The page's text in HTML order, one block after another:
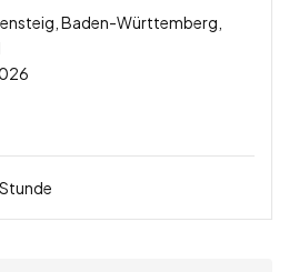
Baden-Württemberg,